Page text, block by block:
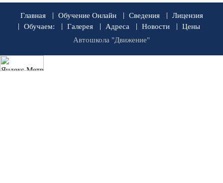
Главная Обучение Онлайн Сведения
Лицензия
Обучаем:
Галерея Адреса Новости
Цены
Автошкола "Движение"